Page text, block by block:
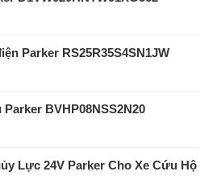
Parker RS25R35S4SN1JW
Parker BVHP08NSS2N20
Lực 24V Parker Cho Xe Cứu Hộ